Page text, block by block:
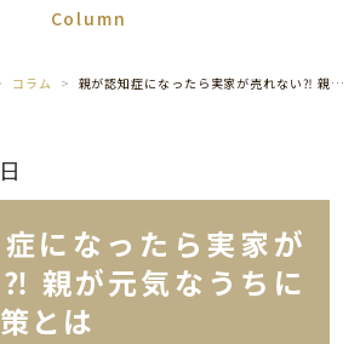
Column
コラム 親が認知症になったら実家が売れない⁈ 親が元気なうちにできる対策とは
になったら実家が
親が元気なうちに
とは